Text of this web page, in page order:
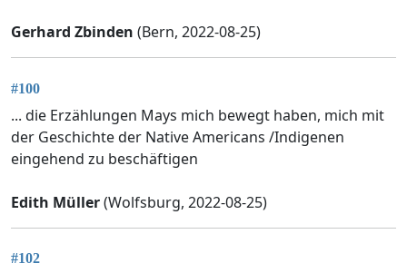
Gerhard Zbinden (Bern, 2022-08-25)
#100
... die Erzählungen Mays mich bewegt haben, mich mit
der Geschichte der Native Americans /Indigenen
eingehend zu beschäftigen
Edith Müller(Wolfsburg, 2022-08-25)
#102